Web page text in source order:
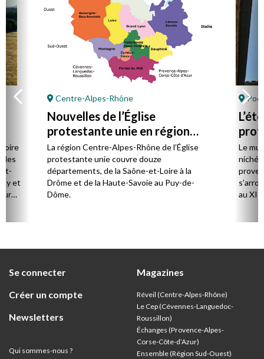
et
Centre-Alpes-Rhône
Nouvelles de l’Église
protestante unie en région
Centre-Alpes-Rhône
La région Centre-Alpes-Rhône de l’Église
protestante unie couvre douze
départements, de la Saône-et-Loire à la
Drôme et de la Haute-Savoie au Puy-de-
Dôme.
Le
niché
au
Se connecter
Créer un compte
Newsletters
Qui sommes-nous ?
Magazines
Réveil (Centre-Alpes-Rhône)
Le Cep (Cévennes-Languedoc-
Roussillon)
Échanges (Provence-Alpes-
Corse-Côte-d’Azur)
Ensemble (Région Sud-Ouest)